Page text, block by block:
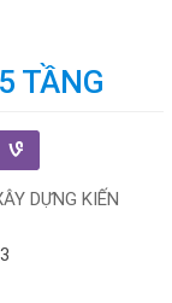
TẦNG
DỰNG KIẾN